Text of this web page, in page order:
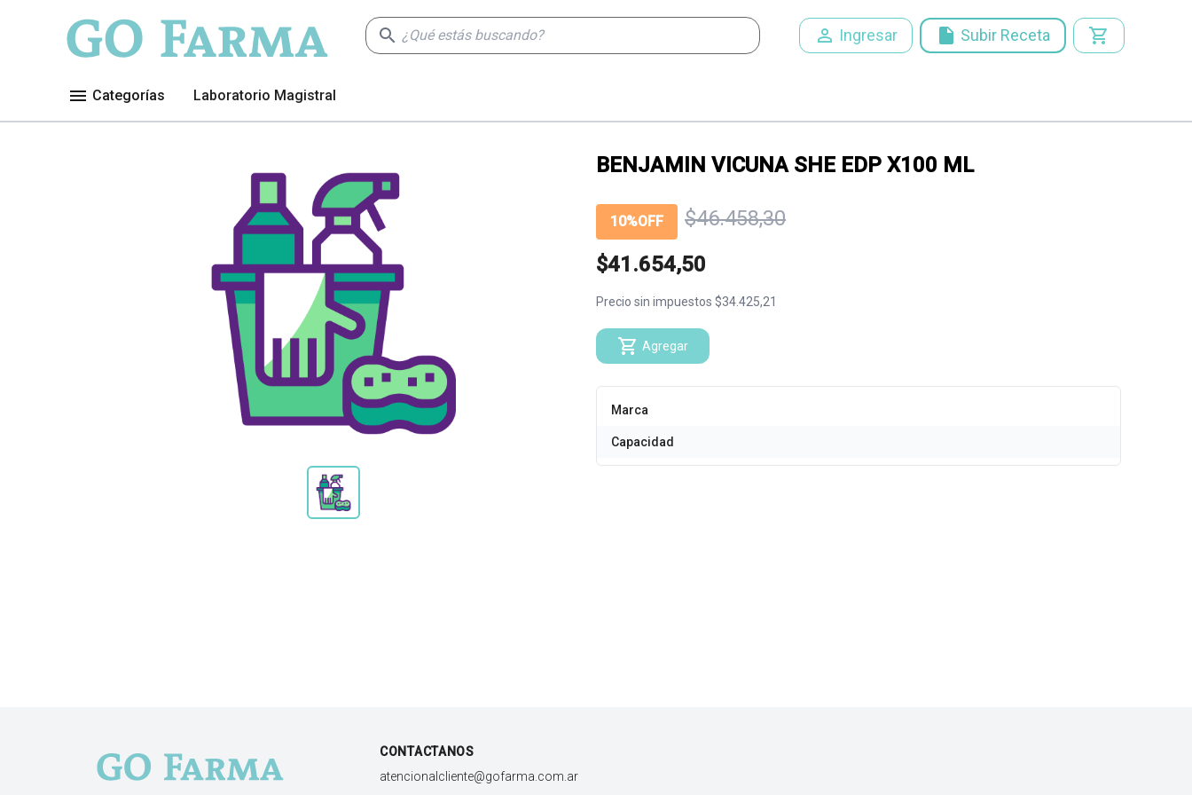
search person_outline Ingresar insert_drive_file Subir Receta
menu Categorías Laboratorio Magistral
BENJAMIN VICUNA SHE EDP X100 ML
10%OFF
$46.458,30
$41.654,50
Precio sin impuestos $34.425,21
Agregar
Marca
Capacidad
CONTACTANOS
atencionalcliente@gofarma.com.ar